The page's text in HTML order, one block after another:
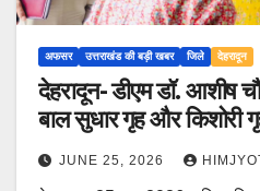
अफसर उत्तराखंड की बड़ी खबर जिले देहरादून
देहरादून- डीएम डॉ. आशीष
बाल सुधार गृह और किशोरी
JUNE 25, 2026